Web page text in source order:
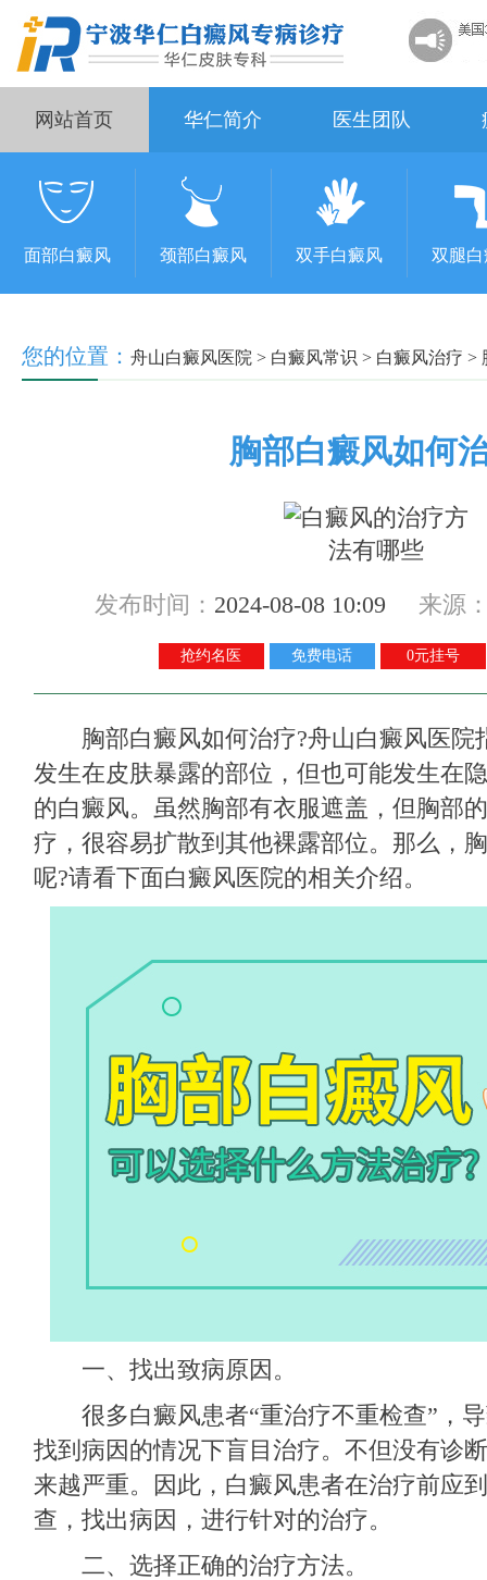
网站首页 华仁简介 医生团队
面部白癜风 颈部白癜风 双手白癜风 双腿
您的位置： 舟山白癜风医院 > 白癜风常识 > 白癜风治疗 >
胸部白癜风如何
发布时间： 2024-08-08 10:09 来源
抢约名医 免费电话 0元挂号
胸部白癜风如何治疗?舟山白癜风医院
发生在皮肤暴露的部位，但也可能发生在
的白癜风。虽然胸部有衣服遮盖，但胸部
疗，很容易扩散到其他裸露部位。那么，
呢?请看下面白癜风医院的相关介绍。
一、找出致病原因。
很多白癜风患者“重治疗不重检查”，导
找到病因的情况下盲目治疗。不但没有诊
来越严重。因此，白癜风患者在治疗前应
查，找出病因，进行针对的治疗。
二、选择正确的治疗方法。